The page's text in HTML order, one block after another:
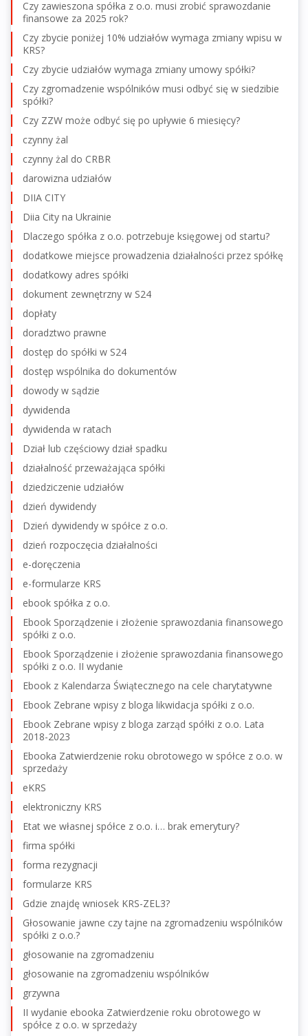
Czy zawieszona spółka z o.o. musi zrobić sprawozdanie
finansowe za 2025 rok?
Czy zbycie poniżej 10% udziałów wymaga zmiany wpisu w
KRS?
Czy zbycie udziałów wymaga zmiany umowy spółki?
Czy zgromadzenie wspólników musi odbyć się w siedzibie
spółki?
Czy ZZW może odbyć się po upływie 6 miesięcy?
czynny żal
czynny żal do CRBR
darowizna udziałów
DIIA CITY
Diia City na Ukrainie
Dlaczego spółka z o.o. potrzebuje księgowej od startu?
dodatkowe miejsce prowadzenia działalności przez spółkę
dodatkowy adres spółki
dokument zewnętrzny w S24
dopłaty
doradztwo prawne
dostęp do spółki w S24
dostęp wspólnika do dokumentów
dowody w sądzie
dywidenda
dywidenda w ratach
Dział lub częściowy dział spadku
działalność przeważająca spółki
dziedziczenie udziałów
dzień dywidendy
Dzień dywidendy w spółce z o.o.
dzień rozpoczęcia działalności
e-doręczenia
e-formularze KRS
ebook spółka z o.o.
Ebook Sporządzenie i złożenie sprawozdania finansowego
spółki z o.o.
Ebook Sporządzenie i złożenie sprawozdania finansowego
spółki z o.o. II wydanie
Ebook z Kalendarza Świątecznego na cele charytatywne
Ebook Zebrane wpisy z bloga likwidacja spółki z o.o.
Ebook Zebrane wpisy z bloga zarząd spółki z o.o. Lata
2018-2023
Ebooka Zatwierdzenie roku obrotowego w spółce z o.o. w
sprzedaży
eKRS
elektroniczny KRS
Etat we własnej spółce z o.o. i… brak emerytury?
firma spółki
forma rezygnacji
formularze KRS
Gdzie znajdę wniosek KRS-ZEL3?
Głosowanie jawne czy tajne na zgromadzeniu wspólników
spółki z o.o.?
głosowanie na zgromadzeniu
głosowanie na zgromadzeniu wspólników
grzywna
II wydanie ebooka Zatwierdzenie roku obrotowego w
spółce z o.o. w sprzedaży